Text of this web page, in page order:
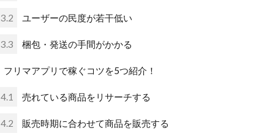
3.2 ユーザーの民度が若干低い
3.3 梱包・発送の手間がかかる
フリマアプリで稼ぐコツを5つ紹介！
4.1 売れている商品をリサーチする
4.2 販売時期に合わせて商品を販売する